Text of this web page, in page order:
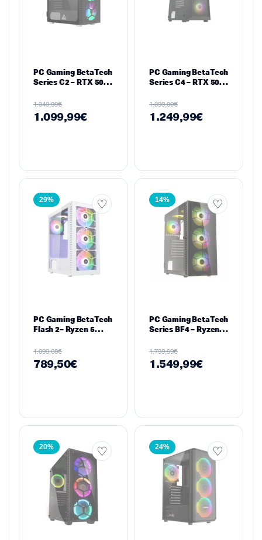
PC Gaming BetaTech
Series C2 – RTX 5060
14600K, 16GB RAM,
512GB NVMe
1.349,99€
1.099,99€
PC Gaming BetaTech
Series C4 – RTX 5060
14700KF, 16GB RAM,
1TB SSD NVMe
1.399,00€
1.249,99€
29%
PC Gaming BetaTech
Flash 2– Ryzen 5
8GB, 16GB DDR4,
512GB SSD M2,
720W
1.099,00€
789,50€
14%
PC Gaming BetaTech
Series BF4 – Ryzen 7
8GB · 32GB DDR5 ·
1TB NVMe ·
1.799,99€
1.549,99€
20% 24%